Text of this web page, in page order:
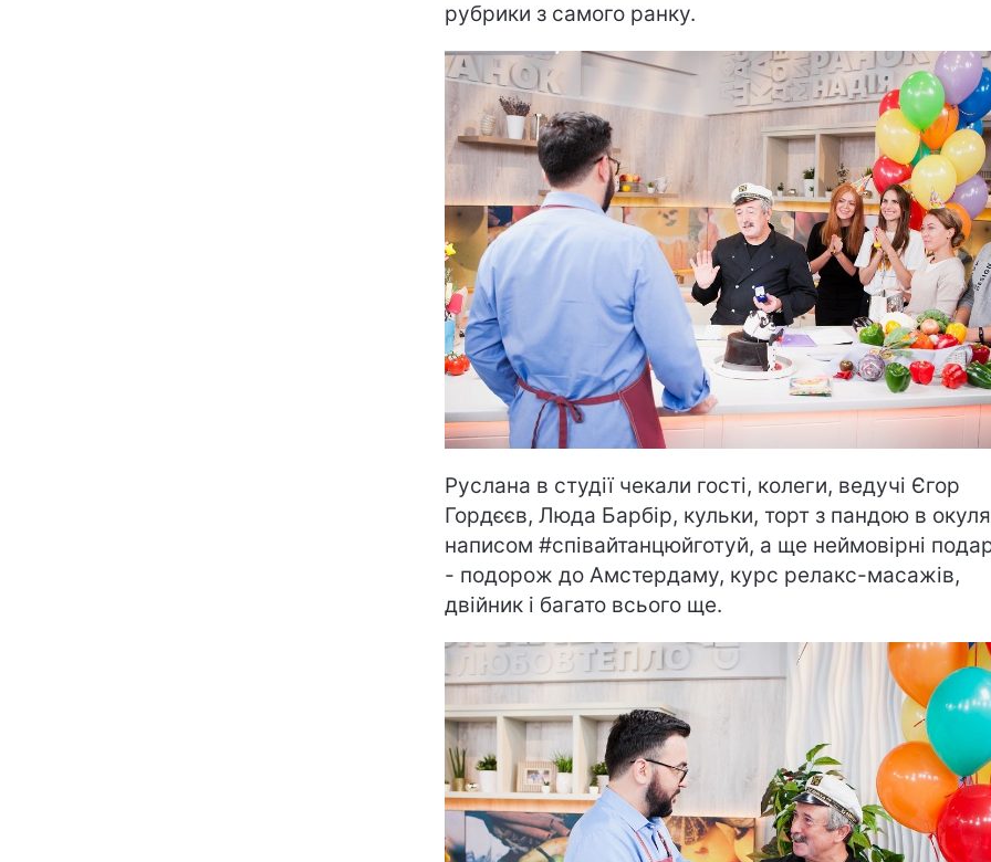
рубрики з самого ранку.
Руслана в студії чекали гості, колеги, ведучі Єгор
Гордєєв, Люда Барбір, кульки, торт з пандою в
написом #співайтанцюйготуй, а ще неймовірні
- подорож до Амстердаму, курс релакс-масажів,
двійник і багато всього ще.